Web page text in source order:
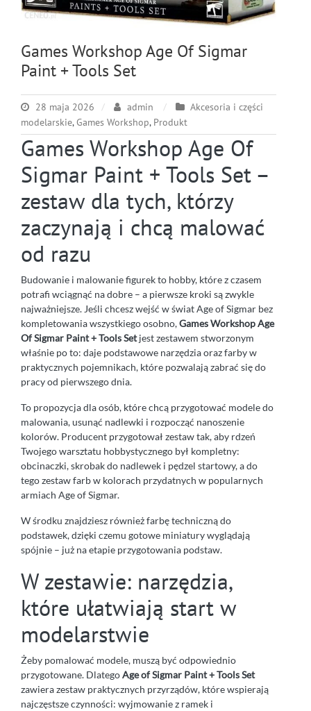
Games Workshop Age Of Sigmar
Paint + Tools Set
28 maja 2026 admin
Akcesoria i części
modelarskie,Games Workshop, Produkt
Games Workshop Age Of
Sigmar Paint + Tools Set –
zestaw dla tych, którzy
zaczynają i chcą malować
od razu
Budowanie i malowanie figurek to hobby, które z czasem
potrafi wciągnąć na dobre – a pierwsze kroki są zwykle
najważniejsze. Jeśli chcesz wejść w świat Age of Sigmar bez
kompletowania wszystkiego osobno,Games Workshop Age
Of Sigmar Paint + Tools Setjest zestawem stworzonym
właśnie po to: daje podstawowe narzędzia oraz farby w
praktycznych pojemnikach, które pozwalają zabrać się do
pracy od pierwszego dnia.
To propozycja dla osób, które chcą przygotować modele do
malowania, usunąć nadlewki i rozpocząć nanoszenie
kolorów. Producent przygotował zestaw tak, aby rdzeń
Twojego warsztatu hobbystycznego był kompletny:
obcinaczki, skrobak do nadlewek i pędzel startowy, a do
tego zestaw farb w kolorach przydatnych w popularnych
armiach Age of Sigmar.
W środku znajdziesz również farbę techniczną do
podstawek, dzięki czemu gotowe miniatury wyglądają
spójnie – już na etapie przygotowania podstaw.
W zestawie: narzędzia,
które ułatwiają start w
modelarstwie
Żeby pomalować modele, muszą być odpowiednio
przygotowane. DlategoAge of Sigmar Paint + Tools Set
zawiera zestaw praktycznych przyrządów, które wspierają
najczęstsze czynności: wyjmowanie z ramek i